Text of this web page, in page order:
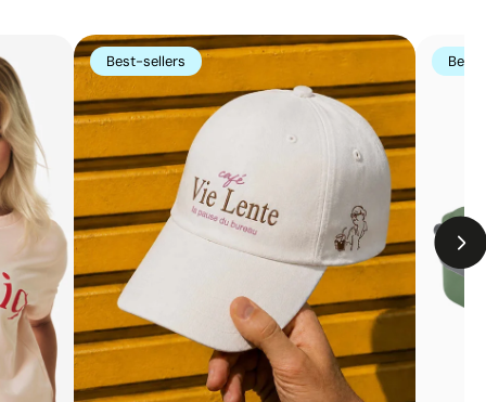
Best-sellers